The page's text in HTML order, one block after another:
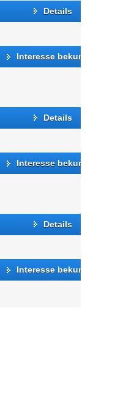
Details
Interesse bekunden
Details
Interesse bekunden
Details
Interesse bekunden